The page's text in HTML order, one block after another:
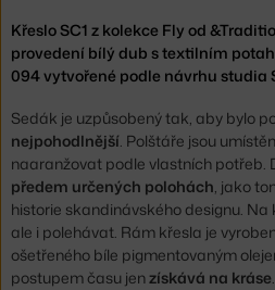
Křeslo SC1 z kolekce Fly od
provedení bílý dub s textilním
094 vytvořené podle návrhu studia
Sedák je uzpůsobený tak, aby bylo
nejpohodlnější. Polštáře jsou
naaranžovat podle vlastních potřeb.
předem určených polohách, jako
historie skandinávského designu.
ale i polehávat. Rám křesla je
ošetřeného bíle pigmentovaným
postupem času jenzískává na kráse.